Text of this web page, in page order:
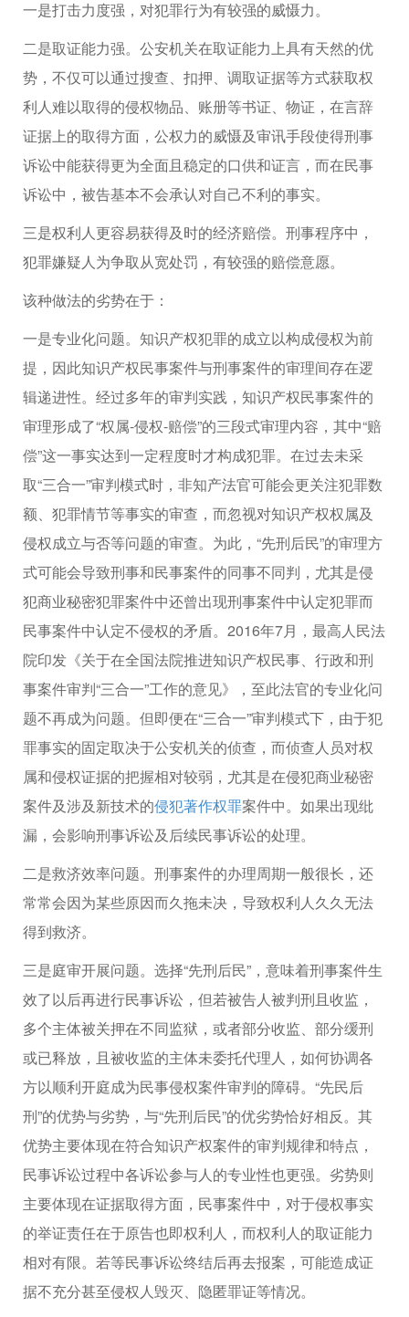
一是打击力度强，对犯罪行为有较强的威慑力。
二是取证能力强。公安机关在取证能力上具有天然的优
势，不仅可以通过搜查、扣押、调取证据等方式获取权
利人难以取得的侵权物品、账册等书证、物证，在言辞
证据上的取得方面，公权力的威慑及审讯手段使得刑事
诉讼中能获得更为全面且稳定的口供和证言，而在民事
诉讼中，被告基本不会承认对自己不利的事实。
三是权利人更容易获得及时的经济赔偿。刑事程序中，
犯罪嫌疑人为争取从宽处罚，有较强的赔偿意愿。
该种做法的劣势在于：
一是专业化问题。知识产权犯罪的成立以构成侵权为前
提，因此知识产权民事案件与刑事案件的审理间存在逻
辑递进性。经过多年的审判实践，知识产权民事案件的
审理形成了“权属-侵权-赔偿”的三段式审理内容，其中“赔
偿”这一事实达到一定程度时才构成犯罪。在过去未采
取“三合一”审判模式时，非知产法官可能会更关注犯罪数
额、犯罪情节等事实的审查，而忽视对知识产权权属及
侵权成立与否等问题的审查。为此，“先刑后民”的审理方
式可能会导致刑事和民事案件的同事不同判，尤其是侵
犯商业秘密犯罪案件中还曾出现刑事案件中认定犯罪而
民事案件中认定不侵权的矛盾。2016年7月，最高人民法
院印发《关于在全国法院推进知识产权民事、行政和刑
事案件审判“三合一”工作的意见》，至此法官的专业化问
题不再成为问题。但即便在“三合一”审判模式下，由于犯
罪事实的固定取决于公安机关的侦查，而侦查人员对权
属和侵权证据的把握相对较弱，尤其是在侵犯商业秘密
案件及涉及新技术的侵犯著作权罪案件中。如果出现纰
漏，会影响刑事诉讼及后续民事诉讼的处理。
二是救济效率问题。刑事案件的办理周期一般很长，还
常常会因为某些原因而久拖未决，导致权利人久久无法
得到救济。
三是庭审开展问题。选择“先刑后民”，意味着刑事案件生
效了以后再进行民事诉讼，但若被告人被判刑且收监，
多个主体被关押在不同监狱，或者部分收监、部分缓刑
或已释放，且被收监的主体未委托代理人，如何协调各
方以顺利开庭成为民事侵权案件审判的障碍。“先民后
刑”的优势与劣势，与“先刑后民”的优劣势恰好相反。其
优势主要体现在符合知识产权案件的审判规律和特点，
民事诉讼过程中各诉讼参与人的专业性也更强。劣势则
主要体现在证据取得方面，民事案件中，对于侵权事实
的举证责任在于原告也即权利人，而权利人的取证能力
相对有限。若等民事诉讼终结后再去报案，可能造成证
据不充分甚至侵权人毁灭、隐匿罪证等情况。